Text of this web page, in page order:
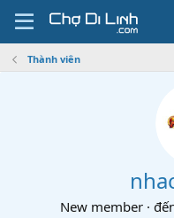
Thành viên
New member ·